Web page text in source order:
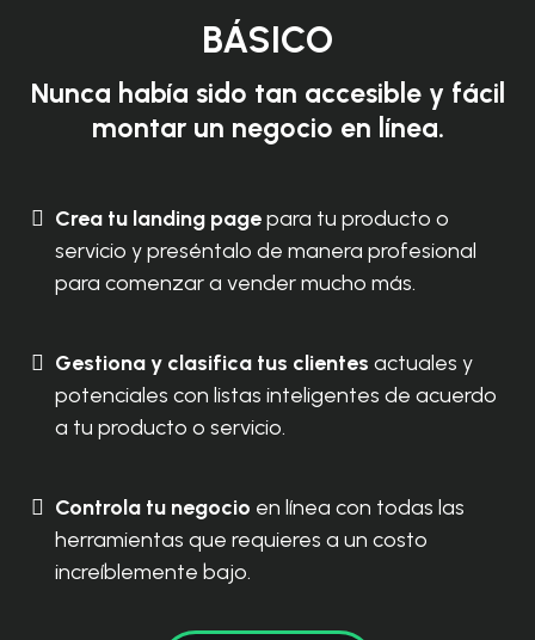
BÁSICO
Nunca había sido tan accesible y fácil
montar un negocio en línea.
Crea tu landing pagepara tu producto o
servicio y preséntalo de manera profesional
para comenzar a vender mucho más.
Gestiona y clasifica tus clientes actuales y
potenciales con listas inteligentes de acuerdo
a tu producto o servicio.
Controla tu negocio en línea con todas las
herramientas que requieres a un costo
increíblemente bajo.